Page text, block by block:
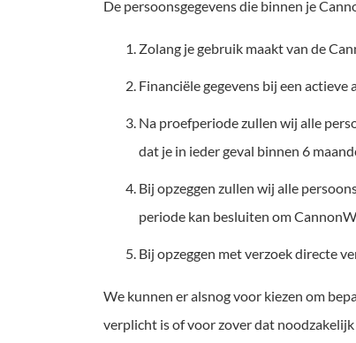
De persoonsgegevens die binnen je
Zolang je gebruik maakt van de
Financiële gegevens bij een
Na proefperiode zullen wij alle
dat je in ieder geval binnen 6
Bij opzeggen zullen wij alle
periode kan besluiten om
Bij opzeggen met verzoek directe
We kunnen er alsnog voor kiezen om
verplicht is of voor zover dat